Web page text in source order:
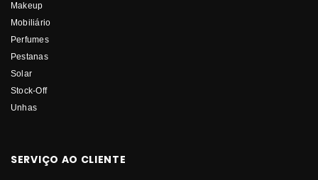
Makeup
Mobiliário
Perfumes
Pestanas
Solar
Stock-Off
Unhas
SERVIÇO AO CLIENTE